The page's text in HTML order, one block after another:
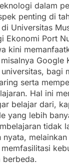
dalam
penting di
Universitas
Ekonomi Port
kini
Google
bagi
serta
Hal ini
belajar dari,
yang lebih
tidak
nyata,
berbeda.